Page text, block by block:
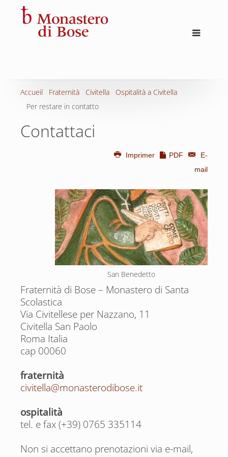
Accueil Fraternità Civitella
Ospitalità a Civitella
Per restare in contatto
Contattaci
Imprimer PDF
E-
mail
San Benedetto
Fraternità di Bose – Monastero di Santa
Scolastica
Via Civitellese per Nazzano, 11
Civitella San Paolo
Roma Italia
cap 00060
fraternità
civitella@monasterodibose.it
ospitalità
tel. e fax (+39) 0765 335114
Non si accettano prenotazioni via e-mail,